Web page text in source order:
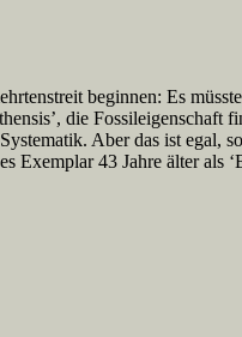
be­gin­nen: Es
die Fos­sil­ei­gen­schaft
Aber das ist egal,
Ex­em­plar 43 Jah­re äl­ter als